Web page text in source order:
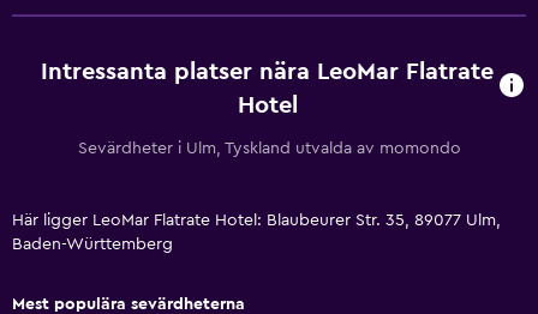
Intressanta platser nära LeoMar Flatrate
Hotel
Sevärdheter i Ulm, Tyskland utvalda av momondo
Här ligger LeoMar Flatrate Hotel: Blaubeurer Str. 35, 89077 Ulm,
Baden-Württemberg
Mest populära sevärdheterna